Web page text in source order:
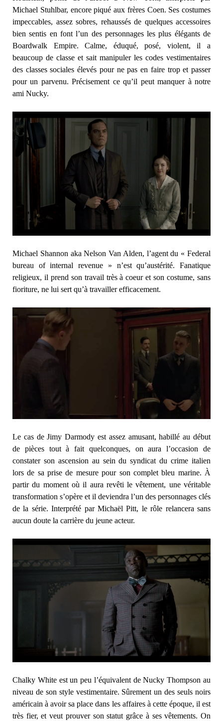
Michael Stuhlbar, encore piqué aux frères Coen. Ses costumes
impeccables, assez sobres, rehaussés de quelques accessoires
bien sentis en font l’un des personnages les plus élégants de
Boardwalk Empire. Calme, éduqué, posé, violent, il a
beaucoup de classe et sait manipuler les codes vestimentaires
des classes sociales élevés pour ne pas en faire trop et passer
pour un parvenu. Précisement ce qu’il peut manquer à notre
ami Nucky.
Michael Shannon aka Nelson Van Alden, l’agent du « Federal
bureau of internal revenue » n’est qu’austérité. Fanatique
religieux, il prend son travail très à coeur et son costume, sans
fioriture, ne lui sert qu’à travailler efficacement.
Le cas de Jimy Darmody est assez amusant, habillé au début
de pièces tout à fait quelconques, on aura l’occasion de
constater son ascension au sein du syndicat du crime italien
lors de sa prise de mesure pour son complet bleu marine. À
partir du moment où il aura revêti le vêtement, une véritable
transformation s’opère et il deviendra l’un des personnages clés
de la série. Interprété par Michaël Pitt, le rôle relancera sans
aucun doute la carrière du jeune acteur.
Chalky White est un peu l’équivalent de Nucky Thompson au
niveau de son style vestimentaire. Sûrement un des seuls noirs
américain à avoir sa place dans les affaires à cette époque, il est
très fier, et veut prouver son statut grâce à ses vêtements. On